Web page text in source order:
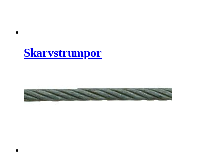
Skarvstrumpor